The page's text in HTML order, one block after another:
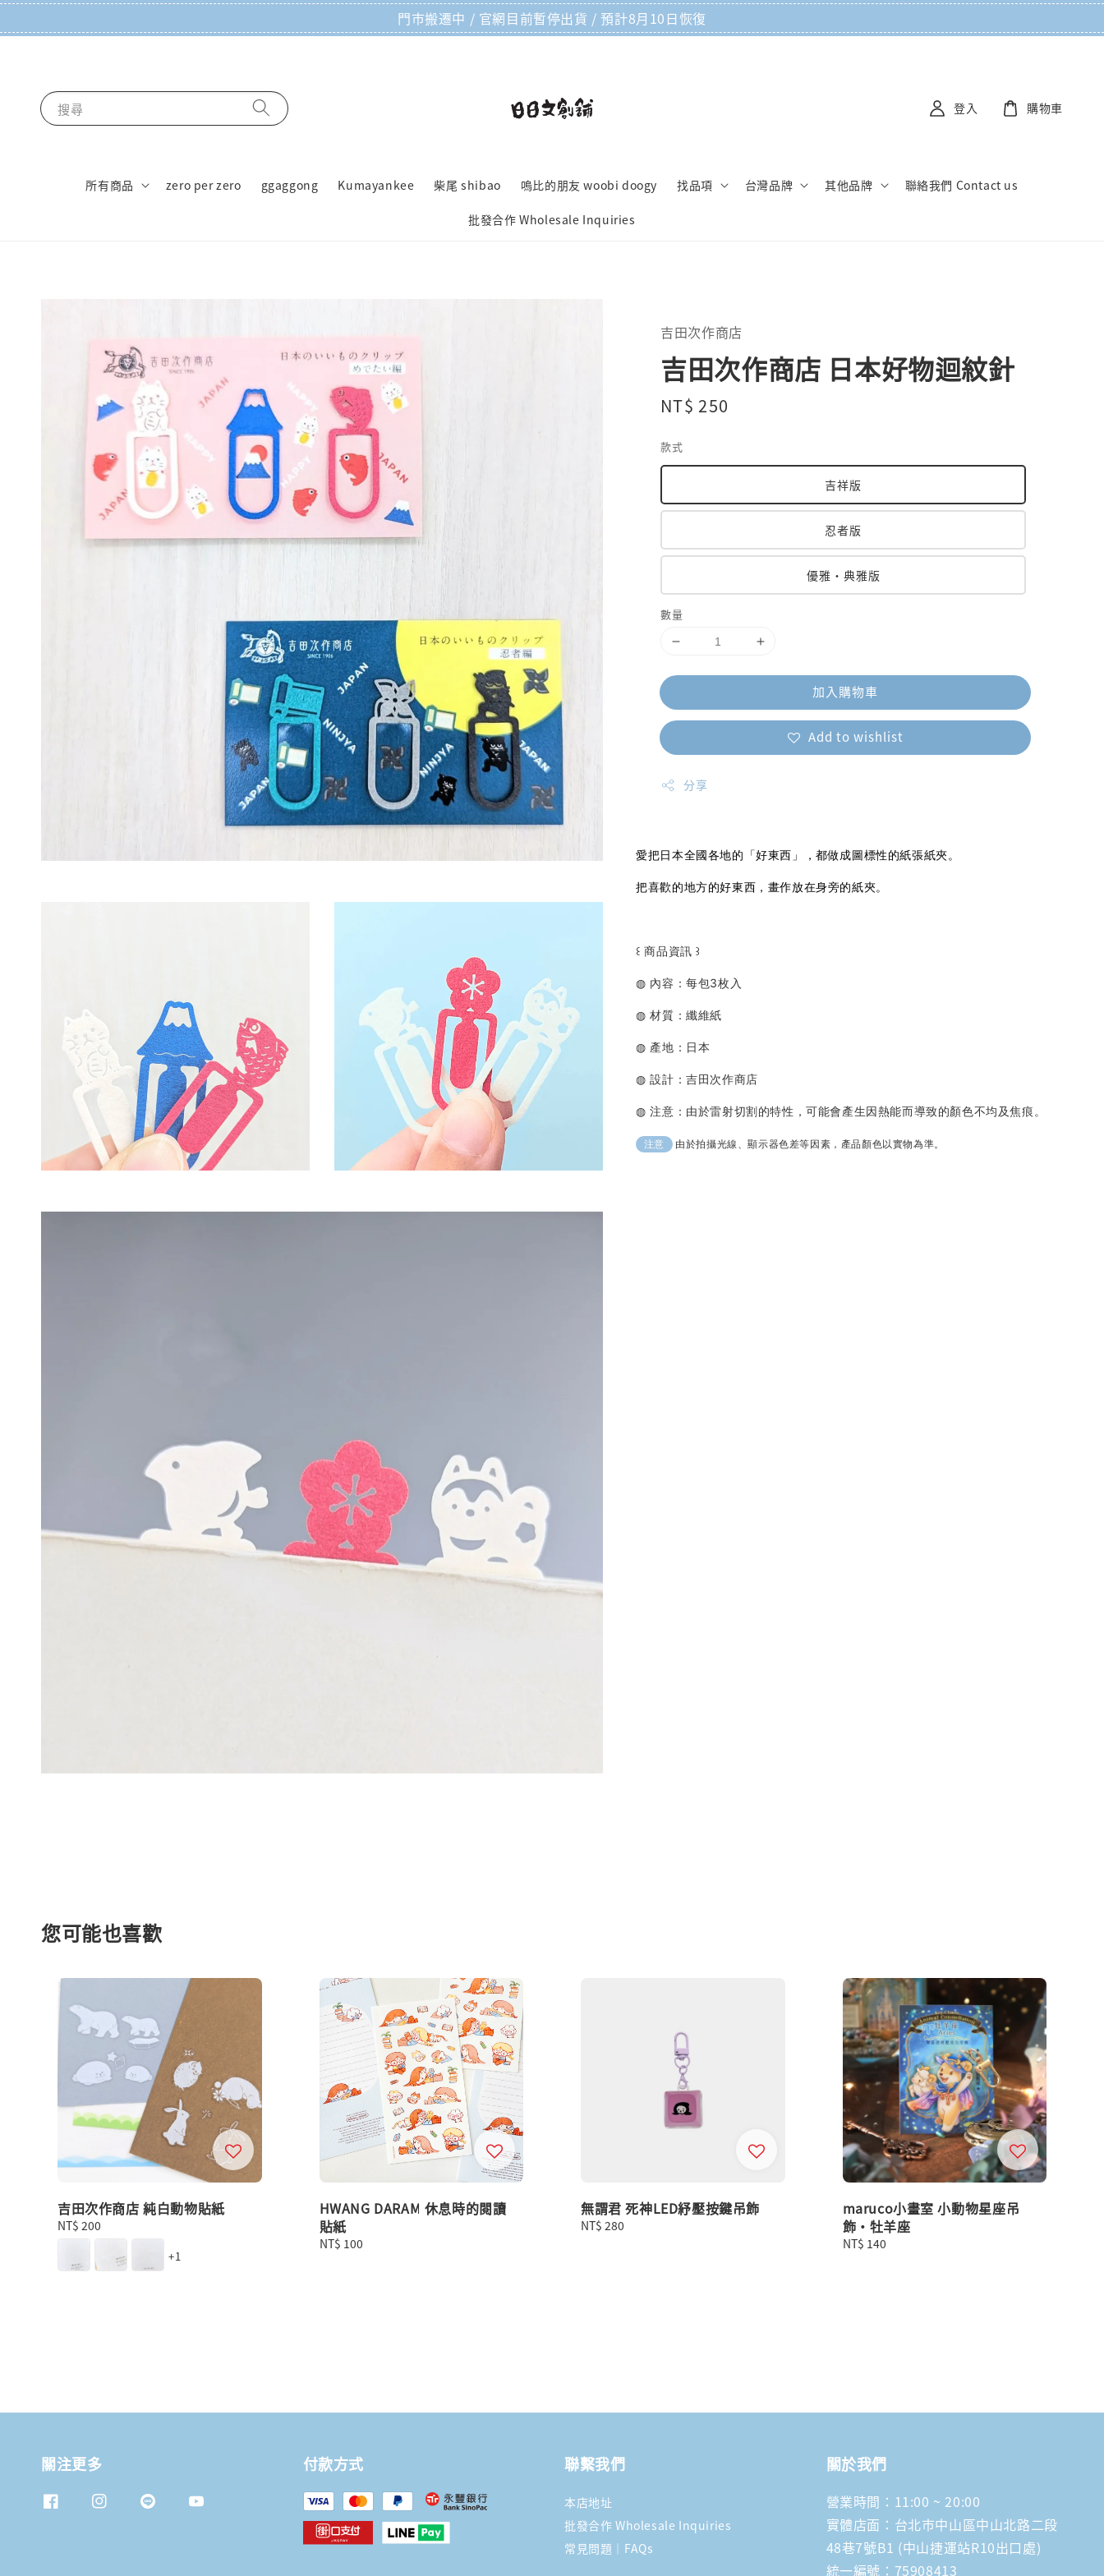
門市搬遷中 / 官網目前暫停出貨 / 預計8月10日恢復
搜尋
所有商品 zero per zero ggaggong Kumayankee 柴尾 shibao 嗚比的朋友 woobi doogy 找品項 台灣品牌 其他品牌 聯絡我們 Contact us
批發合作 Wholesale Inquiries
登入 購物車
吉田次作商店
吉田次作商店 日本好物迴紋針
Regular
NT$ 250
款式
吉祥版
忍者版
優雅・典雅版
數量
加入購物車
Add to wishlist
分享
愛把日本全國各地的「好東西」，都做成圖標性的紙張紙夾。
把喜歡的地方的好東西，畫作放在身旁的紙夾。
꒰ 商品資訊 ꒱
◍ 內容：每包3枚 入
◍ 材質：纖維紙
◍ 產地：日本
◍ 設計：吉田次作商店
◍ 注意：由於雷射切割的特性，可能會產生因熱能而導致的顏色不均及焦痕。
注意 由於拍攝光線、顯示器色差等因素，產品顏色以實物為準。
您可能也喜歡
吉田次作商店 純白動物貼紙
Regular
price
NT$ 200
+1
HWANG DARAM 休息時的閱讀
貼紙
Regular
NT$ 100
無謂君 死神LED紓壓按鍵吊飾
Regular
NT$ 280
maruco小畫室 小動物星座吊
飾・牡羊座
Regular
NT$ 140
關注更多 付款方式 聯繫我們
本店地址
批發合作 Wholesale Inquiries
常見問題｜FAQs
關於我們
營業時間：11:00 ~ 20:00
實體店面：台北市中山區中山北路二段
48巷7號B1 (中山捷運站R10出口處)
統一編號：75908413